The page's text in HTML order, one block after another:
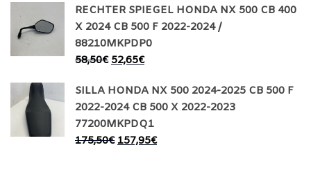
RECHTER SPIEGEL HONDA NX 500 CB 400
X 2024 CB 500 F 2022-2024 /
88210MKPDP0
58,50€ 52,65€
SILLA HONDA NX 500 2024-2025 CB 500 F
2022-2024 CB 500 X 2022-2023
77200MKPDQ1
175,50€ 157,95€